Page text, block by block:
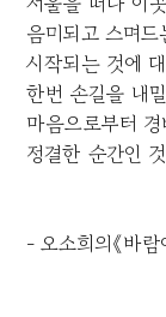
음미되고 스며
시작되는 것에
한번 손길을 내
마음으로부터
정결한 순간인
- 오소희의《바